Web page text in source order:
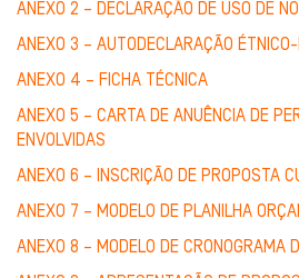
ANEXO 2 – DECLARAÇÃO DE USO DE
ANEXO 3 – AUTODECLARAÇÃO
ANEXO 4 – FICHA TÉCNICA
ANEXO 5 – CARTA DE ANUÊNCIA DE
ENVOLVIDAS
ANEXO 6 – INSCRIÇÃO DE PROPOSTA
ANEXO 7 – MODELO DE PLANILHA
ANEXO 8 – MODELO DE CRONOGRAMA